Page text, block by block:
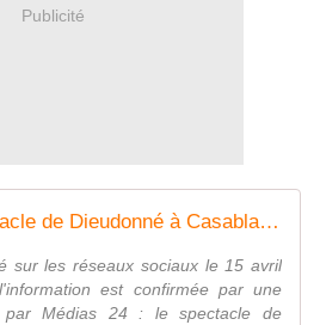
Publicité
Annulation du spectacle de Dieudonné à Casablanca
sur les réseaux sociaux le 15 avril
est confirmée par une
par Médias 24 : le spectacle de